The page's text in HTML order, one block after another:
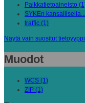
Paikkatietoaineisto
SYKEn
traffic (1)
Näytä vain suositut
Muodot
WCS (1)
ZIP (1)